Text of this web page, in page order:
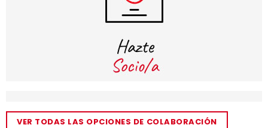
VER TODAS LAS OPCIONES DE COLABORACIÓN